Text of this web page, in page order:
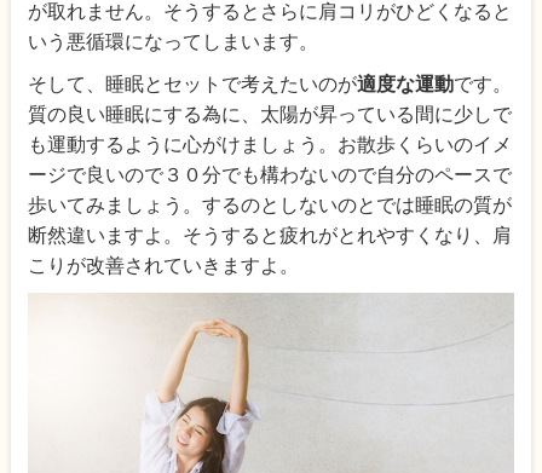
が取れません。そうするとさらに肩コリがひどくなると
いう悪循環になってしまいます。
そして、睡眠とセットで考えたいのが適度な運動です。
質の良い睡眠にする為に、太陽が昇っている間に少しで
も運動するように心がけましょう。お散歩くらいのイメ
ージで良いので３０分でも構わないので自分のペースで
歩いてみましょう。するのとしないのとでは睡眠の質が
断然違いますよ。そうすると疲れがとれやすくなり、肩
こりが改善されていきますよ。